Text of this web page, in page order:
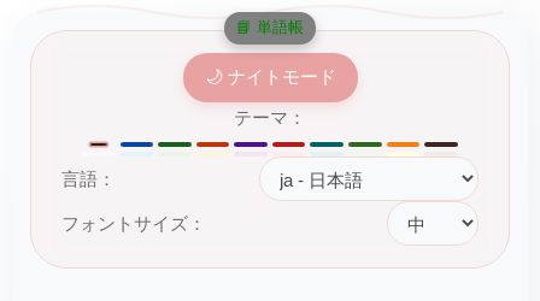
🌙 ナイトモード
テーマ：
言語：
フォントサイズ：
📘 単語帳